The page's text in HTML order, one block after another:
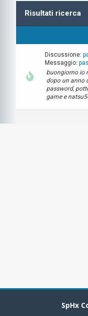
Risultati ricerca
Discussione:
Messaggio:
buongiorno io
dopo un anno
password,
game e
SpHx